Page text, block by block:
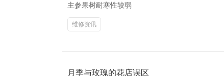
主参果树耐寒性较弱
维修资讯
月季与玫瑰的花店误区